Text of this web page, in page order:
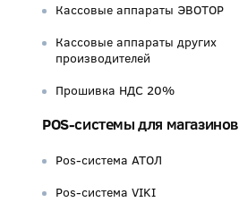
Кассовые аппараты ЭВОТОР
Кассовые аппараты других
производителей
Прошивка НДС 20%
POS-системы для магазинов
Pos-система АТОЛ
Pos-система VIKI